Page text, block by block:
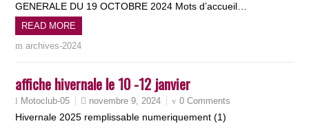
GENERALE DU 19 OCTOBRE 2024 Mots d’accueil…
READ MORE
archives-2024
affiche hivernale le 10 -12 janvier
Motoclub-05 novembre 9, 2024 0 Comments
Hivernale 2025 remplissable numeriquement (1)